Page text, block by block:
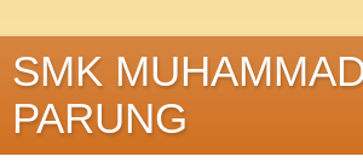
SMK
PARUNG